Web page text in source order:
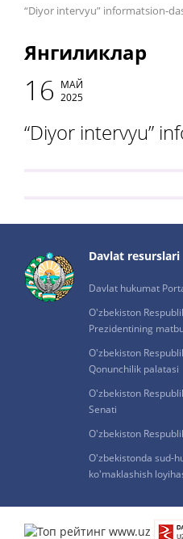
“Diyor intervyu” informatsion-
Янгиликлар
16 МАЙ
2025
“Diyor intervyu”
Davlat resurslari
Davlat hukumat
O'zbekiston
Prezidentining
O'zbekiston
Qonunchilik palatasi
O'zbekiston
Senati
O'zbekiston
O'zbekistonda sud-
ko'maklashish